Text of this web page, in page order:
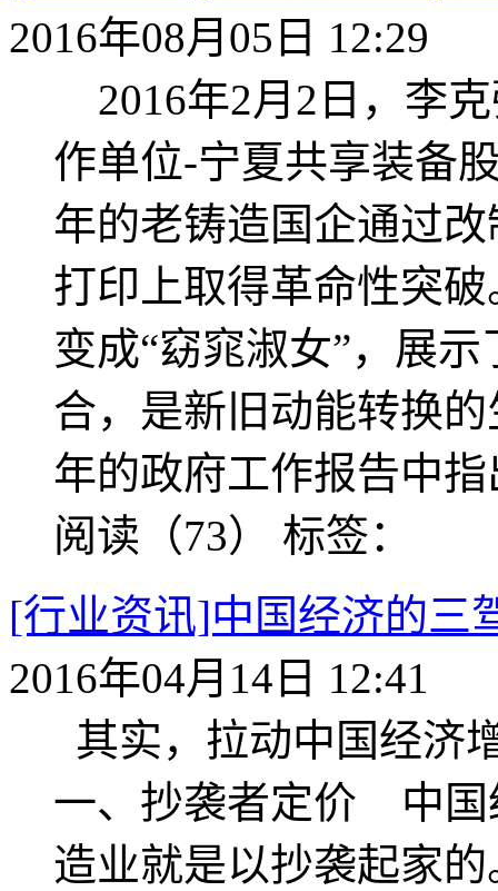
2016年08月05日 12:29
2016年2月2日，李
作单位-宁夏共享装备
年的老铸造国企通过
打印上取得革命性突
变成“窈窕淑女”，展示
合，是新旧动能转换
年的政府工作报告中
阅读（73） 标签：
[行业资讯]中国经济的三
2016年04月14日 12:41
其实，拉动中国经济
一、抄袭者定价 中国
造业就是以抄袭起家